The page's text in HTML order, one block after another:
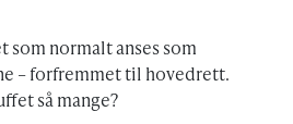
som normalt anses som
– forfremmet til hovedrett.
så mange?